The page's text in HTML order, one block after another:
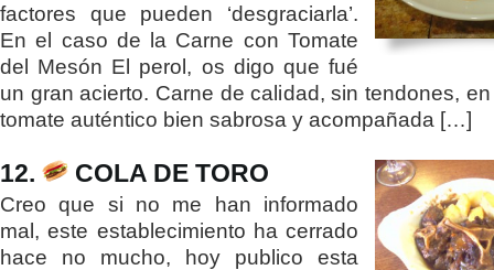
factores que pueden ‘desgraciarla’.
En el caso de la Carne con Tomate
del Mesón El perol, os digo que fué
un gran acierto. Carne de calidad, sin tendones,
tomate auténtico bien sabrosa y acompañada […]
12. COLA DE TORO
Creo que si no me han informado
mal, este establecimiento ha cerrado
hace no mucho, hoy publico esta